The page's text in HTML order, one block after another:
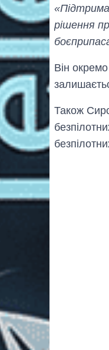
рішення
Він
Також